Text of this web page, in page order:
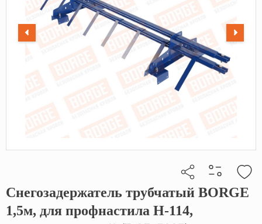
Кликните, чтобы скопировать прямую ссылку
Снегозадержатель трубчатый BORGE
1,5м, для профнастила Н-114,